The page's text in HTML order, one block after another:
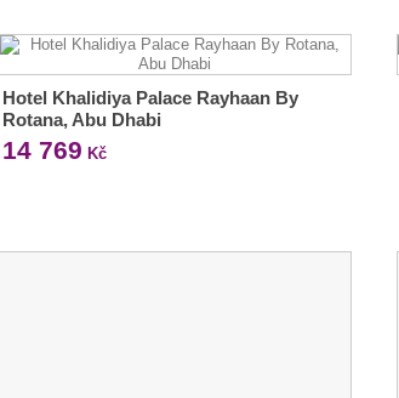
Hotel Khalidiya Palace Rayhaan By
Rotana, Abu Dhabi
14 769 Kč